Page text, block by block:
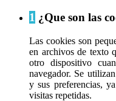
1 ¿Que son las
Las cookies son
en archivos de texto
otro dispositivo
navegador. Se
y sus preferencias,
visitas repetidas.